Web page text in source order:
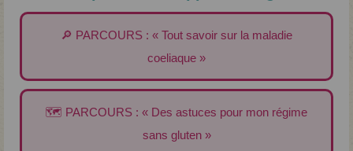
🔎 PARCOURS : « Tout savoir sur la maladie
coeliaque »
🗺️ PARCOURS : « Des astuces pour mon régime
sans gluten »